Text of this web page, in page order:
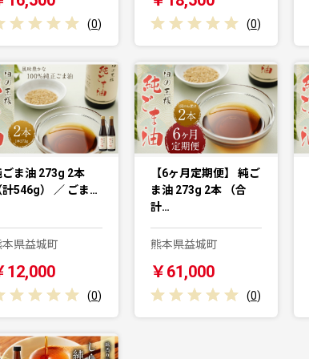
(0) (0)
ごま油 273g 2本
計546g） ／ ごま…
本県益城町
12,000
(0)
【6ヶ月定期便】 純ご
ま油 273g 2本 （合
計…
熊本県益城町
￥61,000
(0)